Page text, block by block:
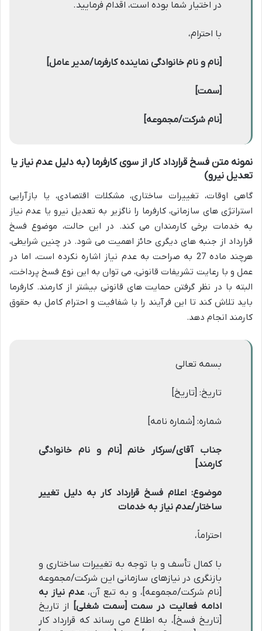
در اختیار شما بوده است، اقدام فرمایید.
با احترام،
[نام و نام خانوادگی نماینده کارفرما/مدیر عامل]
[سمت]
[نام شرکت/مجموعه]
نمونه متن فسخ قرارداد کار از سوی کارفرما (به دلیل عدم نیاز یا
تعدیل نیرو)
گاهی اوقات، تغییرات ساختاری، مشکلات اقتصادی، یا بازآرایی
استراتژی های سازمانی، کارفرما را ناگزیر به تعدیل نیرو یا عدم نیاز
به خدمات برخی کارمندان می کند. در این حالت، موضوع فسخ
قرارداد از جنبه های دیگری حائز اهمیت می شود. در چنین شرایطی،
هرچند ماده 27 به صراحت به عدم نیاز اشاره نکرده است، اما در
عمل و با رعایت تشریفات قانونی، می توان به این نوع فسخ پرداخت،
البته با در نظر گرفتن حمایت های قانونی بیشتر از کارمند. کارفرما
باید تلاش کند تا این فرآیند را با شفافیت و احترام کامل به حقوق
کارمند انجام دهد.
بسمه تعالی
تاریخ: [تاریخ]
شماره: [شماره نامه]
جناب آقای/سرکار خانم [نام و نام خانوادگی
کارمند]
موضوع: اعلام فسخ قرارداد کار به دلیل تغییر
ساختار/عدم نیاز به خدمات
احتراماً،
با کمال تأسف و با توجه به تغییرات ساختاری و
بازنگری در نیازهای سازمانی این شرکت/مجموعه
[نام شرکت/مجموعه]، و به تبع آن،عدم نیاز به
ادامه فعالیت در سمت [سمت شغلی] از تاریخ
[تاریخ فسخ]، به اطلاع می رساند که قرارداد کار